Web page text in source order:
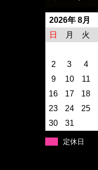
2026年 8月
日
月 火
2
3 4
9
10 11
16
17 18
23
24 25
30
31
定休日